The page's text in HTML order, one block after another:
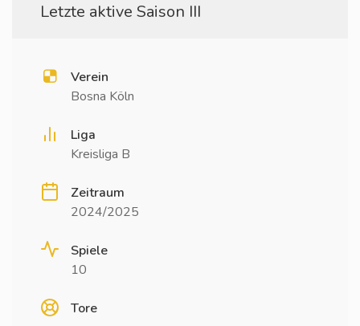
Letzte aktive Saison III
Verein
Bosna Köln
Liga
Kreisliga B
Zeitraum
2024/2025
Spiele
10
Tore